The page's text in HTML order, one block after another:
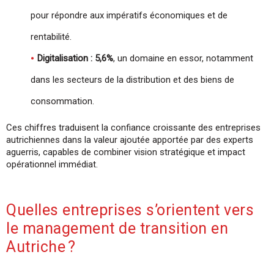
pour répondre aux impératifs économiques et de
rentabilité.
Digitalisation : 5,6%, un domaine en essor, notamment
dans les secteurs de la distribution et des biens de
consommation.
Ces chiffres traduisent la confiance croissante des entreprises
autrichiennes dans la valeur ajoutée apportée par des experts
aguerris, capables de combiner vision stratégique et impact
opérationnel immédiat.
Quelles entreprises s’orientent vers
le management de transition en
Autriche ?